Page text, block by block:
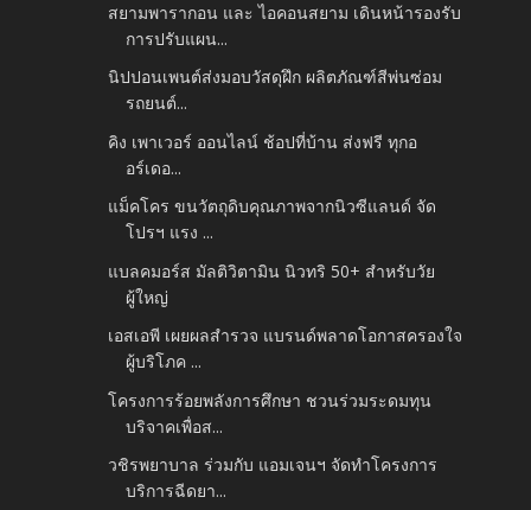
สยามพารากอน และ ไอคอนสยาม เดินหน้ารองรับ
การปรับแผน...
นิปปอนเพนต์ส่งมอบวัสดุฝึก ผลิตภัณฑ์สีพ่นซ่อม
รถยนต์...
คิง เพาเวอร์ ออนไลน์ ช้อปที่บ้าน ส่งฟรี ทุกอ
อร์เดอ...
แม็คโคร ขนวัตถุดิบคุณภาพจากนิวซีแลนด์ จัด
โปรฯ แรง ...
แบลคมอร์ส มัลติวิตามิน นิวทริ 50+ สำหรับวัย
ผู้ใหญ่
เอสเอพี เผยผลสำรวจ แบรนด์พลาดโอกาสครองใจ
ผู้บริโภค ...
โครงการร้อยพลังการศึกษา ชวนร่วมระดมทุน
บริจาคเพื่อส...
วชิรพยาบาล ร่วมกับ แอมเจนฯ จัดทำโครงการ
บริการฉีดยา...